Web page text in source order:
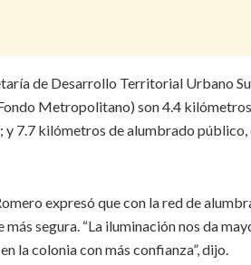
de Desarrollo Territorial Urbano
Metropolitano) son 4.4
y 7.7 kilómetros de alumbrado
expresó que con la red de
más segura. “La iluminación nos da
la colonia con más confianza”, dijo.